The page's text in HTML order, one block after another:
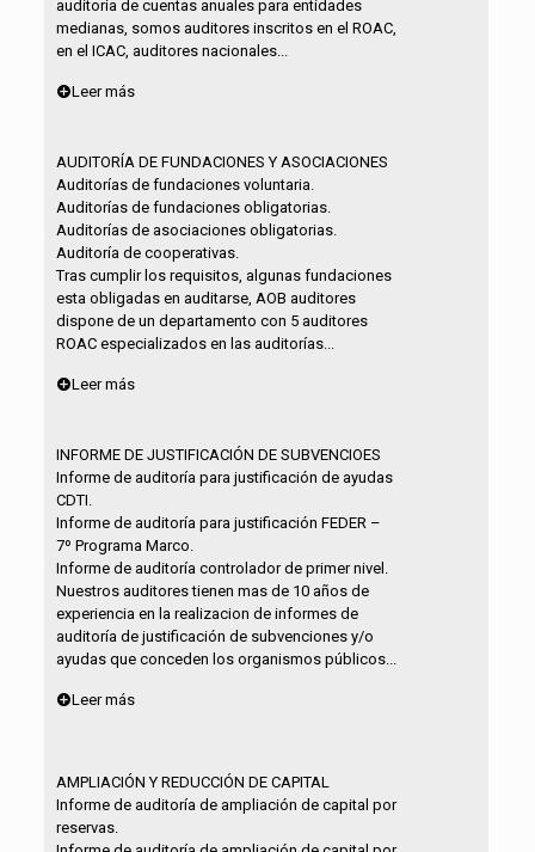
auditoría de cuentas anuales para entidades
medianas, somos auditores inscritos en el ROAC,
en el ICAC, auditores nacionales...
Leer más
AUDITORÍA DE FUNDACIONES Y ASOCIACIONES
Auditorías de fundaciones voluntaria.
Auditorías de fundaciones obligatorias.
Auditorías de asociaciones obligatorias.
Auditoría de cooperativas.
Tras cumplir los requisitos, algunas fundaciones
esta obligadas en auditarse, AOB auditores
dispone de un departamento con 5 auditores
ROAC especializados en las auditorías...
Leer más
INFORME DE JUSTIFICACIÓN DE SUBVENCIOES
Informe de auditoría para justificación de ayudas
CDTI.
Informe de auditoría para justificación FEDER –
7º Programa Marco.
Informe de auditoría controlador de primer nivel.
Nuestros auditores tienen mas de 10 años de
experiencia en la realizacion de informes de
auditoría de justificación de subvenciones y/o
ayudas que conceden los organismos públicos...
Leer más
AMPLIACIÓN Y REDUCCIÓN DE CAPITAL
Informe de auditoría de ampliación de capital por
reservas.